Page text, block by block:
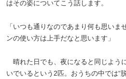
はその姿についてこう話します。
「いつも通りなのであまり何も思いま
ンの使い方は上手だなと思います」
晴れた日でも、夜になると同じよう
いでいるという2匹。おうちの中では“